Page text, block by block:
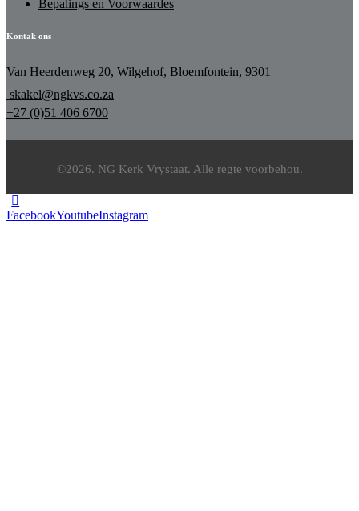
Bepalings en Voorwaardes
Kontak ons
Van Heerdenweg 20, Wilgehof, Bloemfontein, 9301
skakel@ngkvs.co.za
+27 (0)51 406 6700
©2026. NG Kerk Vrystaat. Alle regte voorbehou.
FacebookYoutubeInstagram